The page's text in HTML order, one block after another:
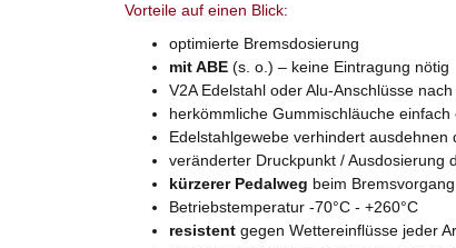
Vorteile auf einen Blick:
optimierte Bremsdosierung
mit ABE (s. o.) – keine Eintragung nötig
V2A Edelstahl oder Alu-Anschlüsse nach
herkömmliche Gummischläuche einfach
Edelstahlgewebe verhindert ausdehnen
veränderter Druckpunkt / Ausdosierung
kürzerer Pedalweg beim Bremsvorgang
Betriebstemperatur -70°C - +260°C
resistent gegen Wettereinflüsse jeder